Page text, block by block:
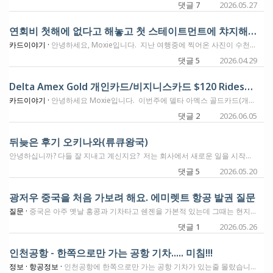
댓글 7 2026.05.27
연회비 첫해에 없다고 해놓고 첫 스테이트먼트에 챠지해 놓은 아멕스 델타 개인 골드카드
카드이야기 · 안녕하세요, Moxie입니다. 지난 여행중에 찍어온 사진이 수천장인데 이것 정리를 주말에 시간나면 좀 해보기로 하고요. (다음주중에 또 어디를 가야해서 주말에 해야합니다. ㅠㅠ) 아멕스에서 발전산으로 그냥 잘 주기만 하는줄 알았더니, 그냥 막 챠지도 하는것을 발견했습니다. 이번에 여행 가기전에 사용하려고 아래 카드를 한장 했습니다. 6개월에 $4,000 사용하면 85,000마일을 주는 델타 아멕스 골드 개인 NLL 오퍼였어요. 제가 지난번에 비지니스 카드 NLL 오퍼 찾아가는 방법 글에 써놓은 방법으로 들어가서 개인카드를 했는데요. 이 오퍼는 첫해는 연회비 $150을 받지 않습니다. 이번 여행에서 사용하고 온 damage가 얼마나 되는가 들어가서 확인을 해 보던중, 수많은 사이공에서의 $1.xx의 Grab 챠지들 사이로... 아니 이것들이!!! 제가 평상시 아멕스에서 더 받은적은 있지만 (ㅋ) 더 내본적은 거의 없거든요. 제 눈에 딱 걸렸습니다. 채팅으로 클레임해서 케이스번호 받아놨고요. 클레임이 적용되기까지는 10일정도 걸린다고 합니다. 채팅으로 제가 신청했던 카드의 오퍼에 연회비가 첫해에 $0인것도 확인 해 주었습니다. 최근에 이 카드 하신분들 한번씩 확인해 보셔요. (저는 지난번에 더 받았던것을 clawback 하는줄 알고 깜짝 놀랐네요)
댓글 5 2026.04.29
Delta Amex Gold 개인카드/비지니스카드 $120 Rideshare Credit (매달 $10) - Uber, Lyft, Curb, Alto
카드이야기 · 안녕하세요 Moxie입니다. 이번주에 델타 아멕스 골드카드(개인/비지니스)에 새로운 혜택이 추가되었습니다. 변화 내용을 정리하자면 이렇습니다. 카드를 만들고서 12개월이 지난후에 이 혜택은 아멕스 카드 Benefit 섹션에서 등록후에 사용 가능합니다. 매달 $10씩 Statement Credit을 받는 형식으로 주어지는데, Uber, Lyft, Curb, Alto등의 서비스에 해당 카드를 등록하면서 사용할 수 있습니다. 이 카드의 연회비가 보통 첫해는 면제이고 두번째해부터 $150을 받는데, 한해 가지고 있다가 취소하고 가는 사람들을 잡기위한 하나의 방법인것 같기는 합니다. 기존의 아멕스 카드에서 받던 우버에만 제한되지 않는것이 특징이기도 하고요. 저희는 현재 부부가 한장씩 가지고 있어서 델타발권할때 15% 혜택을 받고 잘 사용하고 있는데요. 가지고 계신분들 이 혜택 잊지말고 사용하실수 있으면 좋겠습니다. 감사합니다.
댓글 2 2026.06.05
뒤늦은 후기 오키나와(류큐왕국)
안녕하십니까? 다들 잘 지내고 계신지요? 저는 회사에서 새로운 일을 시작하여 바쁘게 지내고 있습니다. 올해 초 오키나와 출장을 다녀왔는데 뒤늦은 후기 올려봅니다. ㅋㅋ 올린다 올린다 했는데... 부산에서 가면 좋겠지만 출장 특성상 전국에서 모여서 출발하여서 인천공항에서 출발하였습니다. 부산에서 가면 부산역에서 ktx로 광명역가서 광명역에서 리무진버스타고 인천공항으로 갑니다. 와우 ㅋㅋ 돌아올때도 위와 같습니다. ㅋㅋ 뭐가 문제겠습니까? 갈수 있음에 감사 또 감사하면서 다녀왔습니다. 오랜만에 인천공항 라운지를 갔는데 예전 기억 새록새록 나서 좋았습니다. 인천-오키나와는 인기노선+유아 동반 가족들이 많았습니다. 대한항공 직항으로 신형기종으로 쾌적하여 잘 다녀왔습니다. 나하공항에 도착하였습니다. 아나 보입니다. ㅋㅋ 여정이 빡빡해서 오키나와 슈리성 가고 싶은데 아 짬이 안날것 같은데 ㅋㅋ 공항에서 슈리성이 보여서 굉장히 더 가고 싶었습니다. 숙소는 오키나와에 관광객들이 보이는 누구나 아는 국제거리에 있는 호텔로 좋았습니다. 일은 일이고 ㅋㅋ 잠깐 시간이 생겨 급한 마음에 국제거리에서 택시를 탑니다. ㅋㅋ 슈리성으로 바로 갔습니다. 잠시 탔는데 1500엔 ㅋㅋ 슈리성 옛 류큐왕국의 왕이 살던 성입니다. 사진으로 보이는 곳이 우리나라로 따지면 경복궁 화재로 지금 공사중인데 그래서 더욱더 가보고 싶었습니다. 사실 슈리성은 몇번의 화재로 불탔는데 이번에도 잘 복원중이였습니다. 구름이 쫙 깔리는데 마치 제가 와서 반겨주는 듯 하였습니다. ㅋㅋ 제가 표류기 관심많아서 어렸을 적 부터 '로빈슨 크루소의 표류기' 이런거 좋아했는데 커서는 '하멜표류기'(네덜란드 하멜 조선표류기) 그러다가 여행기, 표류기 이런게 너무 재미있어서 옛 선조들의 표류기 최부의 표해록(제주에서 중국 명나라에서 우리나라 귀환), 이지항의 표주록(부산 동래에서 일본 북해도에서 우리나라 귀환), 표해시말(홍어장수 문순득의 표류기-우리나라에서 오키나와, 필리핀, 마카오, 중국에서 우리나라 귀환)를 보다보니 오키나와(과거 류큐국) 가보고 싶었는데 좋은 기회로 잘 다녀왔습니다. 그리고 오키나와가 일본으로 반환된지 1972년이니 사실 불과 안되어서 아픈 역사가 많았습니다. 제가 반환되는걸 본건 홍콩의 반환, 마카오의 반환인데 1972년 반환됬을 당시 갑자기 미국식에서 일본식으로 제도나 모든게 바뀌니 혼란이 있었다고 합니다. 아울러 전쟁으로 돌아가신 분들의 넋도 기렸습니다. 다음에도 기회가 생기면 필리핀 마닐라 혹은 인도네시아 자카르타 가고 싶네요 ㅋㅋ
댓글 5 2026.05.20
광저우 중국을 처음 가보려 해요. 에미렛트 항공 발권 질문
질문 · 중국은 아주 옛날 홍콩과 기차타고 쉔젠을 가본적 있는데 그때는 현지인 친구가 가이드를 해줘서 꿀처럼 따라 다녔던 기억이 있는데요. 이번에는 내발로 혼자 가보려고 해요. 마침 내년 봄에 가보고 싶은 박람회가 열리는 곳이 광저우라 가볍게 혼자 가는 거 지구 한번 더 돌아 보자 싶어 찾아보니. LAX- DXB - CAN 이렇게 에미렛트 항공으로 비지니스 116,000 포인트에 $1,254 유할. 전 여정이 A380 비즈이고 마침 두바이도 몇일 들려서 낙타타고 모래에 딩굴어도 보고 좋아 보이는데 이게 가장 좋은 발권인지는 고민중이예요 일단 아멕스나 시티에서 포인트 트렌스퍼가 1000 - 800 이고 유할이 어마하다는것 그리고 지금 이란 상황이 애매한가운데 중동지역으로 갔다가 모래밭 어딘가 뭍히던지 뉴스에 나오는거 아닌가...고민이예요. 알라스카나 항공에서는 안보이는걸로 봐서 에메렛 항공 마일만 보이는데 이런 방식 말고는 인도 항공이 있던데... 그건 아직 최후로 미루고 싶습니다. 포인트 무작정 트렌스퍼 하기 전에 조언 부탁 드려요
댓글 1 2026.05.26
인천공항 - 한쪽으로만 가는 공항 기차..... 미침!!!
정보 · 항공정보 · 인천공항에 한쪽으로만 가는 공항 기차가 있는줄 몰랐습니다. 공항을 누가 이렇게 만든거냐구요. ㅎ 몇시간전에 와이프가 인천공항에서 AA280편으로 ICN-DFW 비행에 탑승을 했는데, 이때 있었던 해프닝이였습니다. (이번엔 와야하는데 적당한 표가 없어서, AA 15만마일로 ICN-DFW-ATL 비지니스석을 해 줬습니다. 저렴하면 6만에 되는걸... 15만에 ㅋ) AA는 제 1 터미널을 이용하기에, 거기서 체크인을 하고 게이트 28번 주변에 있는 OneWorld Lounge를 이용합니다. 이 라운지는 올 2월초에 제가 다녀오면서 라운지 리뷰를 남겼고요. 얼마전 와이프가 하와이안 비행기로 시애틀로 나오면서 이용했던 라운지입니다. 오늘 공항 체크인에서 항공사 직원이 라운지의 위치를 28g 라고 적어줬다고 하는데요. 이것을 손으로 쓴 글씨라서 잘 보면 289로 보였나봅니다. 이것으로 보고 와이프는 어떻게 갔는지는 모르겠지만, 2 터미널로 가려는 어딘가를 가다가 더 이상 갈 수 없는곳으로 갔다고 새벽에 문자가 왔어요. (있던곳이 터미널 1과 2 사이의 101번 어딘가에 탑승구 4층에서 쉬고 있다고..) 이해가 안되는것중에 하나가, 그때 있던 자리에서 1 터미널에 라운지와 게이트로 돌아가려면 혼자는 못가고요. 직원이 같이 와서 동행하면서 갈 수 있다고 했다고 합니다. 저녁 5시 50분 출발 예정인 비행기를 타야하는데, 게이트까지 가려면 약 20분이 걸리는 곳에 있었고. 4시 30분에 공항 직원을 만나서 이동했다고 해요. 이렇게 한것이 와이프 뿐만이 아닌것 같고요. 와이프가 이동할때 다른 탑승객도 같이 이동을 하였고, 동행해준 직원은 이날 두번째 왔다 갔다를 하고 있다고 합니다. 그리고 다른 승객 몇명도 다른 직원과 같이 이동하는 모습도 보였고요. 인천공항에서 Airside에 들어가면 터미널간의 이동을 할 수 없게 해 놨나봐요. 기차를 탈수는 있는데, 그것을 타면 돌아오지 못한다고 했다네요. 38선을 넘어가는 통일기차도 아니고... 이건 뭐냐~~!! 한국에 갈때마다 어려운점들이 조금씩 늘어나는데... 물론 이건 라운지 위치에 대한 착각으로 시작된 해프닝이지만, 외국인들뿐이 아닌 내국인들도 헷갈리는 상황이 아닐까 합니다. 동행한 직원과 다시 1 터미널 게이트쪽으로 돌아와서, 라운지에 갈 시간은 물론 없었고요. 간신히 탑승을 해서 지금 날아오고 있는중이랍니다. 탑승후 문자가 하나 왔는데, 이 비행기가 새것인가봐요. 좋다고 문자를 보냈습니다. 찾아보니 B787-9 가 날고 있네요. 제가 2월초에 뒤로 타고온 비행기는 B777-200이였던것으로 기억하는데요. ㅎ